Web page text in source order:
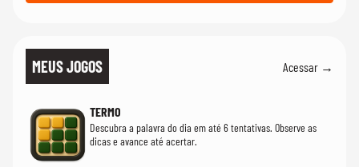
MEUS JOGOS Acessar →
TERMO
Descubra a palavra do dia em até 6 tentativas. Observe as
dicas e avance até acertar.